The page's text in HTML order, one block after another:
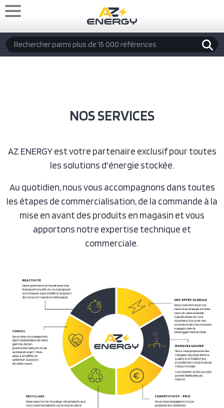
Aller au contenu principal
Rechercher
NOS SERVICES
AZ ENERGY est votre partenaire exclusif pour toutes
les solutions d'énergie stockée.
Au quotidien, nous vous accompagnons dans toutes
les étapes de commercialisation, de la commande à la
mise en avant des produits en magasin et vous
apportons notre expertise technique et
commerciale.